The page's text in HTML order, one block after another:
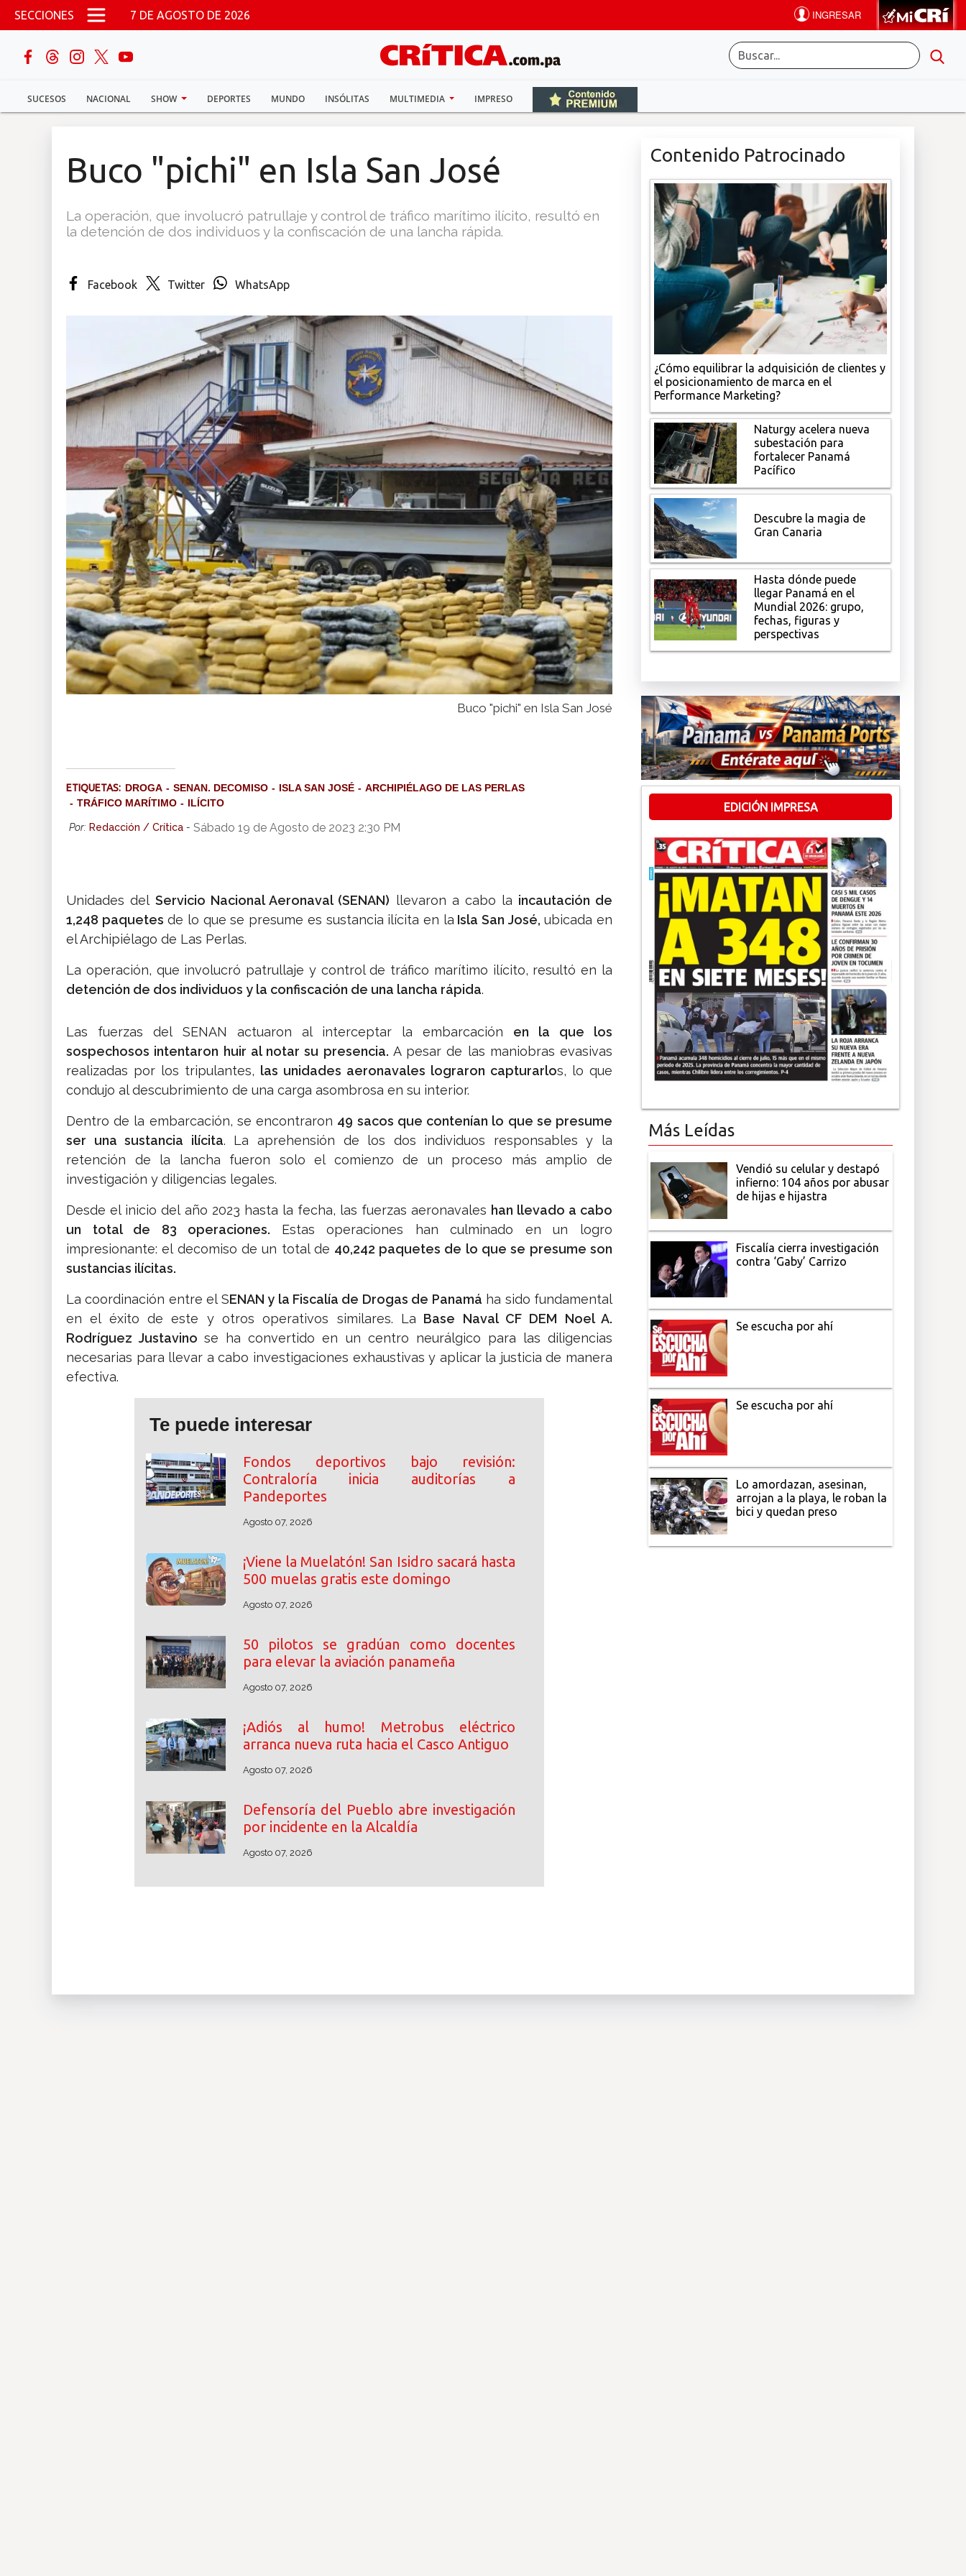
Pasar al contenido principal
SECCIONES 7 DE AGOSTO DE 2026
SUCESOS NACIONAL SHOW DEPORTES MUNDO INSÓLITAS MULTIMEDIA IMPRESO
buscar
Sucesos
Multimedia
Buco "pichi" en Isla San José
La operación, que involucró patrullaje y control de tráfico marítimo ilícito, resultó en
la detención de dos individuos y la confiscación de una lancha rápida.
Facebook Twitter WhatsApp
Buco "pichi" en Isla San José
ETIQUETAS: DROGA SENAN. DECOMISO ISLA SAN JOSÉ
ARCHIPIÉLAGO DE LAS PERLAS
TRÁFICO MARÍTIMO
ILÍCITO
Por: Redacción / Crítica - Sábado 19 de Agosto de 2023 2:30 PM
Unidades delServicio Nacional Aeronaval (SENAN) llevaron a cabo la incautación de
1,248 paquetes de lo que se presume es sustancia ilícita en la Isla San José, ubicada en
el Archipiélago de Las Perlas.
La operación, que involucró patrullaje y control de tráfico marítimo ilícito, resultó en la
detención de dos individuos y la confiscación de una lancha rápida.
Las fuerzas del SENAN actuaron al interceptar la embarcación en la que los
sospechosos intentaron huir al notar su presencia. A pesar de las maniobras evasivas
realizadas por los tripulantes, las unidades aeronavales lograron capturarlos, lo que
condujo al descubrimiento de una carga asombrosa en su interior.
Dentro de la embarcación, se encontraron 49 sacos que contenían lo que se presume
ser una sustancia ilícita. La aprehensión de los dos individuos responsables y la
retención de la lancha fueron solo el comienzo de un proceso más amplio de
investigación y diligencias legales.
Desde el inicio del año 2023 hasta la fecha, las fuerzas aeronavales han llevado a cabo
un total de 83 operaciones. Estas operaciones han culminado en un logro
impresionante: el decomiso de un total de 40,242 paquetes de lo que se presume son
sustancias ilícitas.
La coordinación entre el SENAN y la Fiscalía de Drogas de Panamá ha sido fundamental
en el éxito de este y otros operativos similares. La Base Naval CF DEM Noel A.
Rodríguez Justavinose ha convertido en un centro neurálgico para las diligencias
necesarias para llevar a cabo investigaciones exhaustivas y aplicar la justicia de manera
efectiva.
Te puede interesar
Fondos deportivos bajo revisión:
Contraloría inicia auditorías a
Pandeportes
Agosto 07, 2026
¡Viene la Muelatón! San Isidro sacará hasta
500 muelas gratis este domingo
Agosto 07, 2026
50 pilotos se gradúan como docentes
para elevar la aviación panameña
Agosto 07, 2026
¡Adiós al humo! Metrobus eléctrico
arranca nueva ruta hacia el Casco Antiguo
Agosto 07, 2026
Defensoría del Pueblo abre investigación
por incidente en la Alcaldía
Agosto 07, 2026
Contenido Patrocinado
¿Cómo equilibrar la adquisición de clientes y
el posicionamiento de marca en el
Performance Marketing?
Naturgy acelera nueva
subestación para
fortalecer Panamá
Pacífico
Descubre la magia de
Gran Canaria
Hasta dónde puede
llegar Panamá en el
Mundial 2026: grupo,
fechas, figuras y
perspectivas
EDICIÓN IMPRESA
Más Leídas
Vendió su celular y destapó
infierno: 104 años por abusar
de hijas e hijastra
Fiscalía cierra investigación
contra ‘Gaby’ Carrizo
Se escucha por ahí
Se escucha por ahí
Lo amordazan, asesinan,
arrojan a la playa, le roban la
bici y quedan preso